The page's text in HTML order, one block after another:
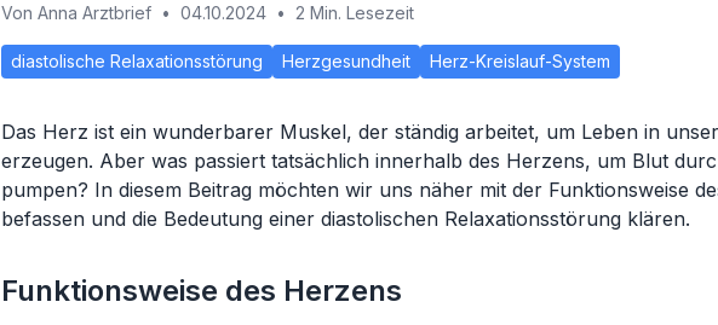
Von Anna Arztbrief • 04.10.2024 • 2 Min. Lesezeit
diastolische Relaxationsstörung Herzgesundheit Herz-Kreislauf-System
Das Herz ist ein wunderbarer Muskel, der ständig arbeitet, um Leben in
erzeugen. Aber was passiert tatsächlich innerhalb des Herzens, um Blut
pumpen? In diesem Beitrag möchten wir uns näher mit der Funktionsweise
befassen und die Bedeutung einer diastolischen Relaxationsstörung klären.
Funktionsweise des Herzens